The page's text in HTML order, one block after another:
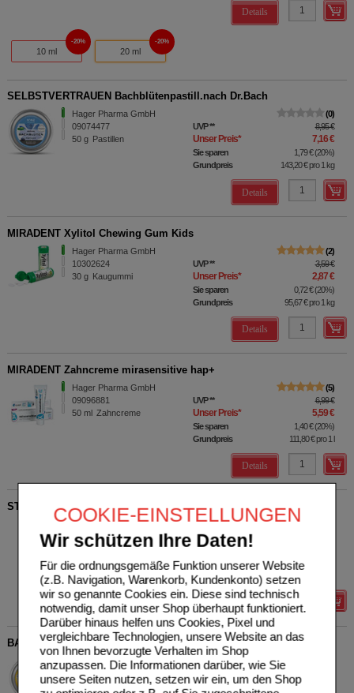
COOKIE-EINSTELLUNGEN
Wir schützen Ihre Daten!
Für die ordnungsgemäße Funktion unserer Website
(z.B. Navigation, Warenkorb, Kundenkonto) setzen
wir so genannte Cookies ein. Diese sind technisch
notwendig, damit unser Shop überhaupt funktioniert.
Darüber hinaus helfen uns Cookies, Pixel und
vergleichbare Technologien, unsere Website an das
von Ihnen bevorzugte Verhalten im Shop
anzupassen. Die Informationen darüber, wie Sie
unsere Seiten nutzen, setzen wir ein, um den Shop
Details
10 ml
20%
20 ml
20%
SELBSTVERTRAUEN Bachblütenpastill.nach Dr.Bach
Hager Pharma GmbH
09074477
50 g Pastillen
0
UVP** 8,95 €
Unser Preis* 7,16 €
Sie sparen 1,79 €(20%)
Grundpreis
143,20 €pro 1 kg
Details
MIRADENT Xylitol Chewing Gum Kids
Hager Pharma GmbH
10302624
30 g Kaugummi
2
UVP** 3,59 €
Unser Preis* 2,87 €
Sie sparen 0,72 €(20%)
Grundpreis
95,67 €pro 1 kg
Details
MIRADENT Zahncreme mirasensitive hap+
Hager Pharma GmbH
09096881
50 ml Zahncreme
5
UVP** 6,99 €
Unser Preis* 5,59 €
Sie sparen 1,40 €(20%)
Grundpreis
111,80 €pro 1 l
Details
STICHFREI Kids Creme Tube
Hager Pharma GmbH
09060570
125ml Creme
Biozide!
UVP**
Unser Preis*
Sie sparen 5,00 €
Grundpreis
79,92 €
Details
BACHBLÜTEN No.39 Pastillen BIO
Hager Pharma GmbH
03068197
45g Pastillen
UVP
Unser Preis*